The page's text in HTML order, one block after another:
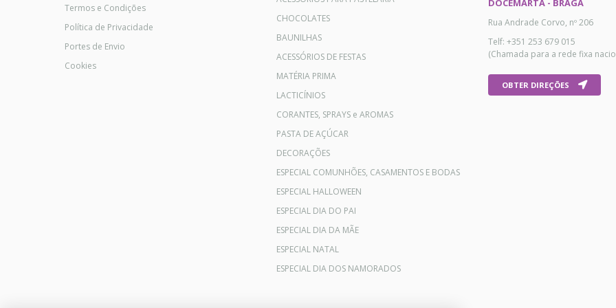
Termos e Condições
Política de Privacidade
Portes de Envio
Cookies
CHOCOLATES
BAUNILHAS
ACESSÓRIOS DE FESTAS
MATÉRIA PRIMA
LACTICÍNIOS
CORANTES, SPRAYS e AROMAS
PASTA DE AÇÚCAR
DECORAÇÕES
ESPECIAL COMUNHÕES, CASAMENTOS E BODAS
ESPECIAL HALLOWEEN
ESPECIAL DIA DO PAI
ESPECIAL DIA DA MÃE
ESPECIAL NATAL
ESPECIAL DIA DOS NAMORADOS
DOCEMARTA - BRAGA
Rua Andrade Corvo, nº 206
Telf: +351 253 679 015
(Chamada para a rede fixa
OBTER DIREÇÕES